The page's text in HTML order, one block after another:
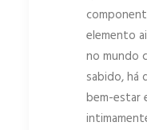
elemento
no mundo
sabido, há
bem-estar